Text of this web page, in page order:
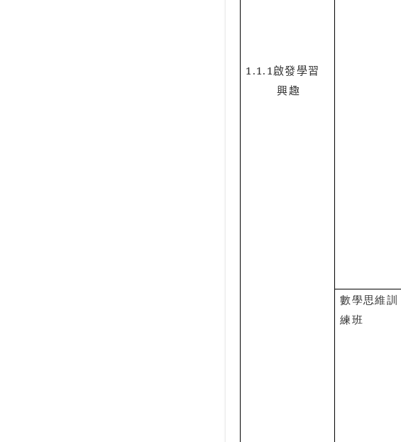
1.1.1啟發學習
興趣
數學思維訓
練班